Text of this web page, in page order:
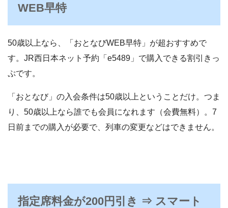
WEB早特
50歳以上なら、「おとなびWEB早特」が超おすすめで
す。JR西日本ネット予約「e5489」で購入できる割引きっ
ぷです。
「おとなび」の入会条件は50歳以上ということだけ。つま
り、50歳以上なら誰でも会員になれます（会費無料）。7
日前までの購入が必要で、列車の変更などはできません。
指定席料金が200円引き ⇒ スマート